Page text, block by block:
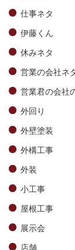
仕事ネタ
伊藤くん
休みネタ
営業の会社ネ
営業君の会社
外回り
外壁塗装
外構工事
外装
小工事
屋根工事
展示会
店舗